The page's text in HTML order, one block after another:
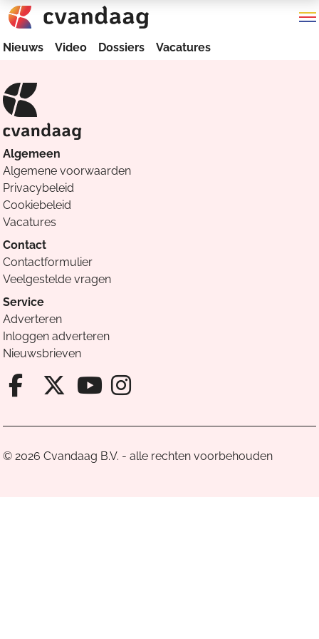
Nieuws Video Dossiers Vacatures
Algemeen
Algemene voorwaarden
Privacybeleid
Cookiebeleid
Vacatures
Contact
Contactformulier
Veelgestelde vragen
Service
Adverteren
Inloggen adverteren
Nieuwsbrieven
Facebook van Cvandaag
X van Cvandaag
Instagram van
© 2026 Cvandaag B.V. - alle rechten voorbehouden